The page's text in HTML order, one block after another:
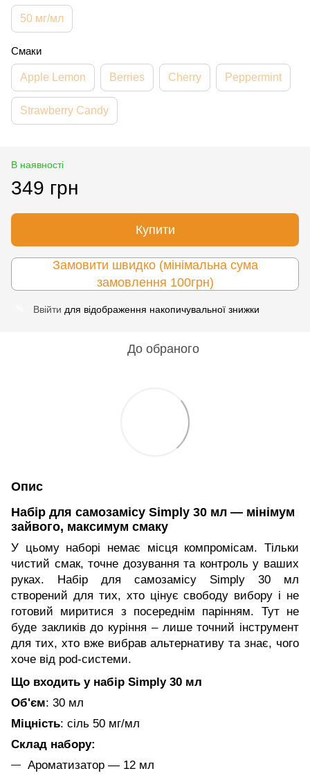
50 мг/мл
Смаки
Apple Lemon Berries Cherry Peppermint
Strawberry Candy
В наявності
349 грн
Купити
Замовити швидко (мінімальна сума
замовлення 100грн)
Ввійти для відображення накопичувальної знижки
До обраного
Опис
Набір для самозамісу Simply 30 мл — мінімум
зайвого, максимум смаку
У цьому наборі немає місця компромісам. Тільки
чистий смак, точне дозування та контроль у ваших
руках. Набір для самозамісу Simply 30 мл
створений для тих, хто цінує свободу вибору і не
готовий миритися з посереднім парінням. Тут не
буде закликів до куріння – лише точний інструмент
для тих, хто вже вибрав альтернативу та знає, чого
хоче від pod-системи.
Що входить у набір Simply 30 мл
Об'єм: 30 мл
Міцність: сіль 50 мг/мл
Склад набору:
Ароматизатор — 12 мл